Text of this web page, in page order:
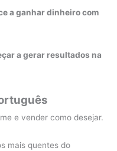
a ganhar dinheiro com
a gerar resultados na
e vender como desejar.
mais quentes do